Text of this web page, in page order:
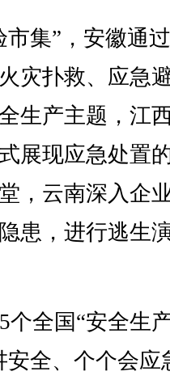
集”，安徽通
灾扑救、应急
生产主题，江
展现应急处置
，云南深入企
患，进行逃生
全国“安全生
安全、个个会